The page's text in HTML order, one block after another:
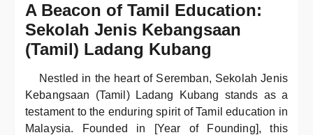
A Beacon of Tamil Education:
Sekolah Jenis Kebangsaan
(Tamil) Ladang Kubang
Nestled in the heart of Seremban, Sekolah Jenis
Kebangsaan (Tamil) Ladang Kubang stands as a
testament to the enduring spirit of Tamil education in
Malaysia. Founded in [Year of Founding], this